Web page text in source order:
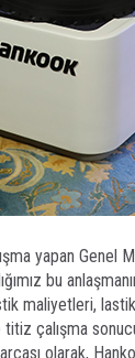
yapan Genel
bu
lastik
titiz çalışma
olarak,